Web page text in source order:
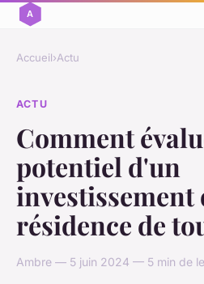
Accueil›Actu
ACTU
Comment
potentiel d'un
investissement
résidence de
Ambre — 5 juin 2024 — 5 min de